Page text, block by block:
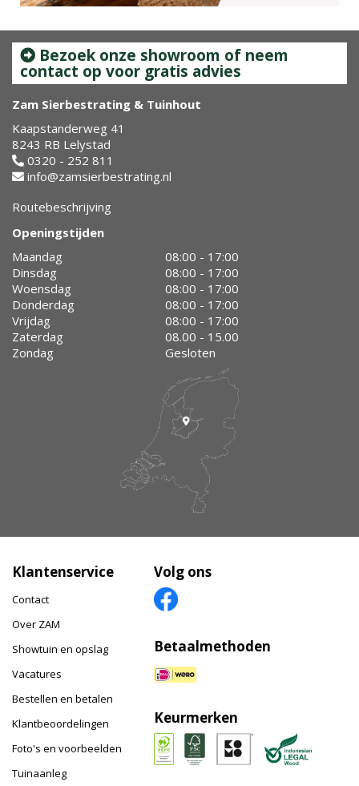
Bezoek onze showroom of neem
contact op voor gratis advies
Zam Sierbestrating & Tuinhout
Kaapstanderweg 41
8243 RB Lelystad
0320 - 252 811
info@zamsierbestrating.nl
Routebeschrijving
Openingstijden
Maandag
08:00 - 17:00
Dinsdag
08:00 - 17:00
Woensdag
08:00 - 17:00
Donderdag
08:00 - 17:00
Vrijdag
08:00 - 17:00
Zaterdag
08.00 - 15.00
Zondag
Gesloten
Klantenservice
Contact
Over ZAM
Showtuin en opslag
Vacatures
Bestellen en betalen
Klantbeoordelingen
Foto's en voorbeelden
Tuinaanleg
Volg ons
Betaalmethoden
Keurmerken